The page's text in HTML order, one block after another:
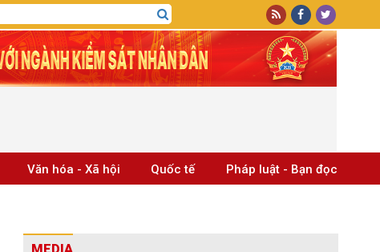
Văn hóa - Xã hội Quốc tế Pháp luật - Bạn đọc